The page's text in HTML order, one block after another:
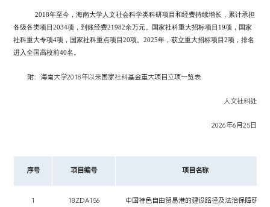
2018年至今，海南大学人文社会科学类科研项目和经费持续增长，累计承担
各级各类项目2034项，到账经费21982余万元。国家社科重大招标项目 19项，国家
社科重大专项4项，国家社科重点项目20项。2025年，获立重大招标项目2项，排名
进入全国高校前40名
附：海南大学2018年以来国家社科基金重大项目立项一览表
人文社科处
2026年6月25日
序号 项目编号 项目名称
1 18ZDA156 中国特色自由贸易港的建设路径及法治保障研究